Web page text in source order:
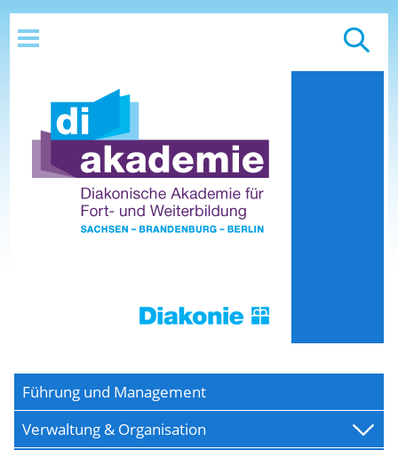
Führung und Management
Verwaltung & Organisation